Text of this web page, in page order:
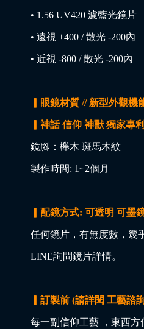
• 1.56 UV420 濾藍光鏡片
• 遠視 +400 / 散光 -200內
• 近視 -800 / 散光 -200內
▎眼鏡材質 // 新型外觀機
▎神話 信仰 神獸 獨家專利
鏡腳：櫸木 斑馬木紋
製作時間: 1~2個月
▎配鏡方式: 可透明 可墨
任何鏡片，有無度數，幾
LINE詢問鏡片詳情。
▎訂製前 (請詳閱 工藝諮
每一副信仰工藝 ，東西